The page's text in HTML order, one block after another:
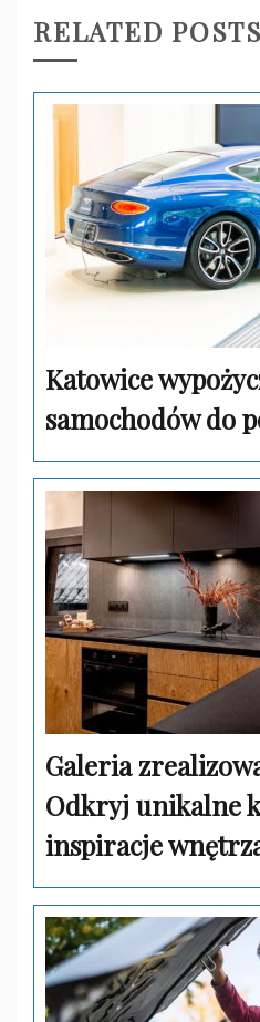
RELATED POSTS
Katowice
samochodów do
Galeria
Odkryj unikalne
inspiracje